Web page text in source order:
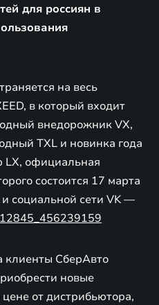
для россиян в
на весь
в который входит
внедорожник VX,
TXL и новинка года
LX, официальная
состоится 17 марта
социальной сети VK —
клиенты СберАвто
новые
от дистрибьютора,